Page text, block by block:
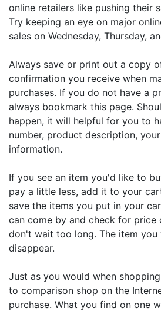
online retailers like pushing their
Try keeping an eye on major
sales on Wednesday, Thursday,
Always save or print out a copy
confirmation you receive when
purchases. If you do not have a
always bookmark this page.
happen, it will helpful for you to
number, product description,
information.
If you see an item you'd like to
pay a little less, add it to your
save the items you put in your
can come by and check for price
don't wait too long. The item you
disappear.
Just as you would when
to comparison shop on the
purchase. What you find on one